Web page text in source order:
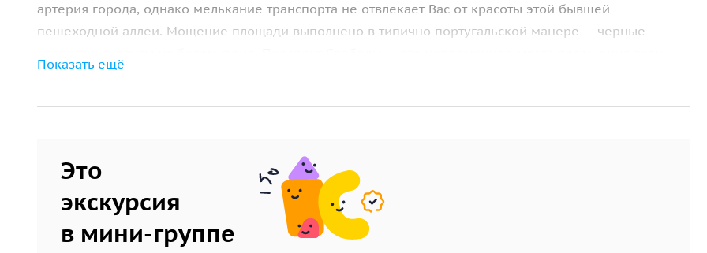
артерия города, однако мелькание транспорта не отвлекает Вас от красоты этой бывшей
пешеходной аллеи. Мощение площади выполнено в типично португальской манере — черные
прибывающих в Лиссабон.
серебристо — голубая поверхность реки Тежу.
Далее перед нами предстанет Россиу, центральная площадь в окружении фонтанов и всегда
заполнена людьми, спешащими по своим делам и праздно гуляющими, продавцами цветов, стаями
голубей, давно привыкших к сутолоке города.
Показать ещё
Это
экскурсия
в мини-группе